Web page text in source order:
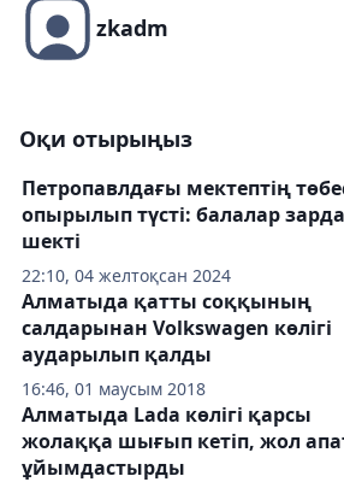
zkadm
Оқи отырыңыз
22:10, 04 желтоқсан 2024
Петропавлдағы мектептің
опырылып түсті: балалар
шекті
16:46, 01 маусым 2018
Алматыда қатты соққының
салдарынан Volkswagen көлігі
аударылып қалды
Алматыда Lada көлігі қарсы
жолаққа шығып кетіп, жол
ұйымдастырды